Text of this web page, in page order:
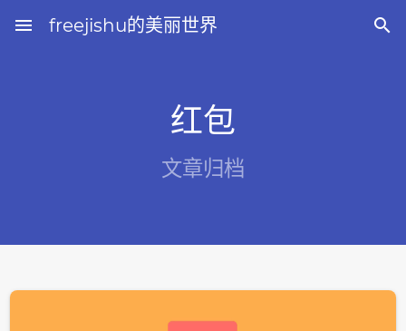
menu freejishu的美丽世界 
红包
文章归档